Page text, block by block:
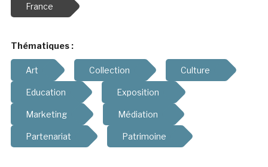
France
Thématiques :
Art Collection Culture
Education Exposition
Marketing Médiation
Partenariat Patrimoine